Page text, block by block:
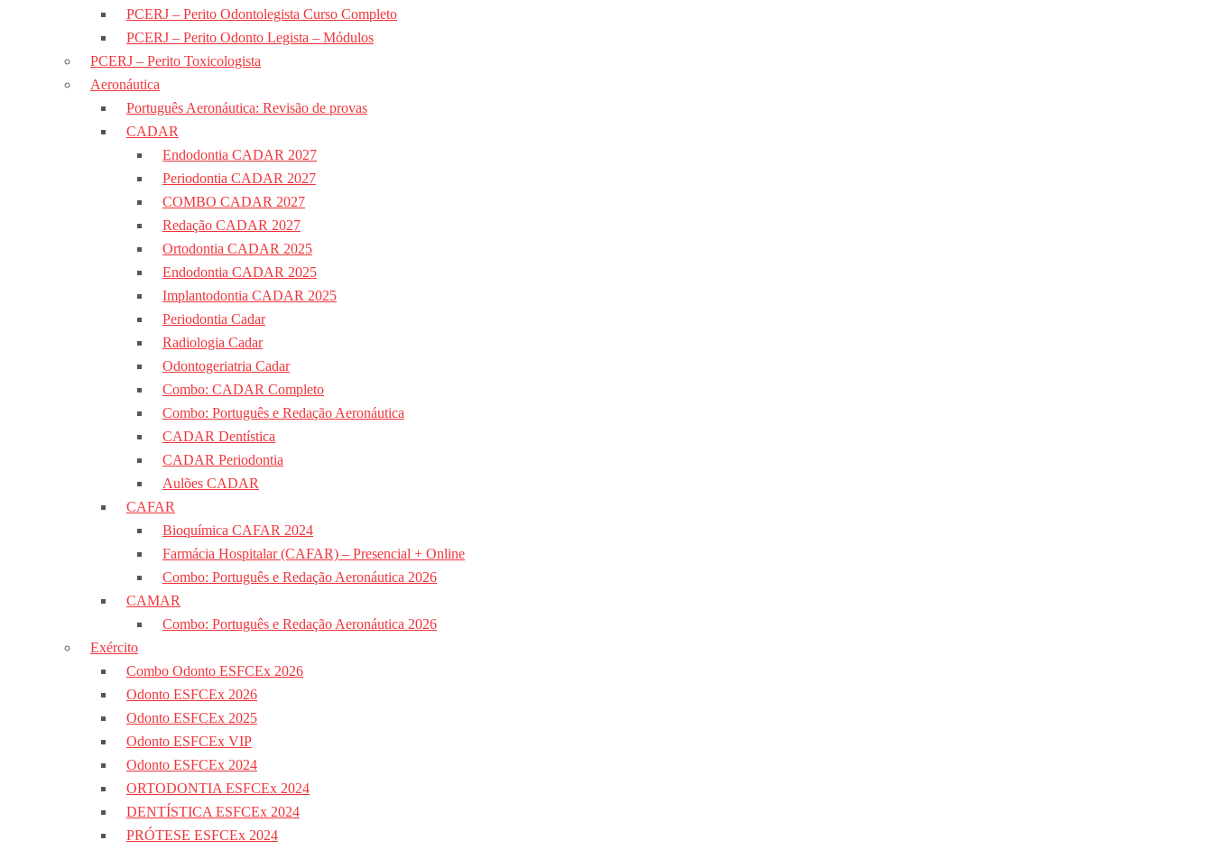
PCERJ – Perito Odontolegista Curso Completo
PCERJ – Perito Odonto Legista – Módulos
PCERJ – Perito Toxicologista
Aeronáutica
Português Aeronáutica: Revisão de provas
CADAR
Endodontia CADAR 2027
Periodontia CADAR 2027
COMBO CADAR 2027
Redação CADAR 2027
Ortodontia CADAR 2025
Endodontia CADAR 2025
Implantodontia CADAR 2025
Periodontia Cadar
Radiologia Cadar
Odontogeriatria Cadar
Combo: CADAR Completo
Combo: Português e Redação Aeronáutica
CADAR Dentística
CADAR Periodontia
Aulões CADAR
CAFAR
Bioquímica CAFAR 2024
Farmácia Hospitalar (CAFAR) – Presencial + Online
Combo: Português e Redação Aeronáutica 2026
CAMAR
Combo: Português e Redação Aeronáutica 2026
Exército
Combo Odonto ESFCEx 2026
Odonto ESFCEx 2026
Odonto ESFCEx 2025
Odonto ESFCEx VIP
Odonto ESFCEx 2024
ORTODONTIA ESFCEx 2024
DENTÍSTICA ESFCEx 2024
PRÓTESE ESFCEx 2024